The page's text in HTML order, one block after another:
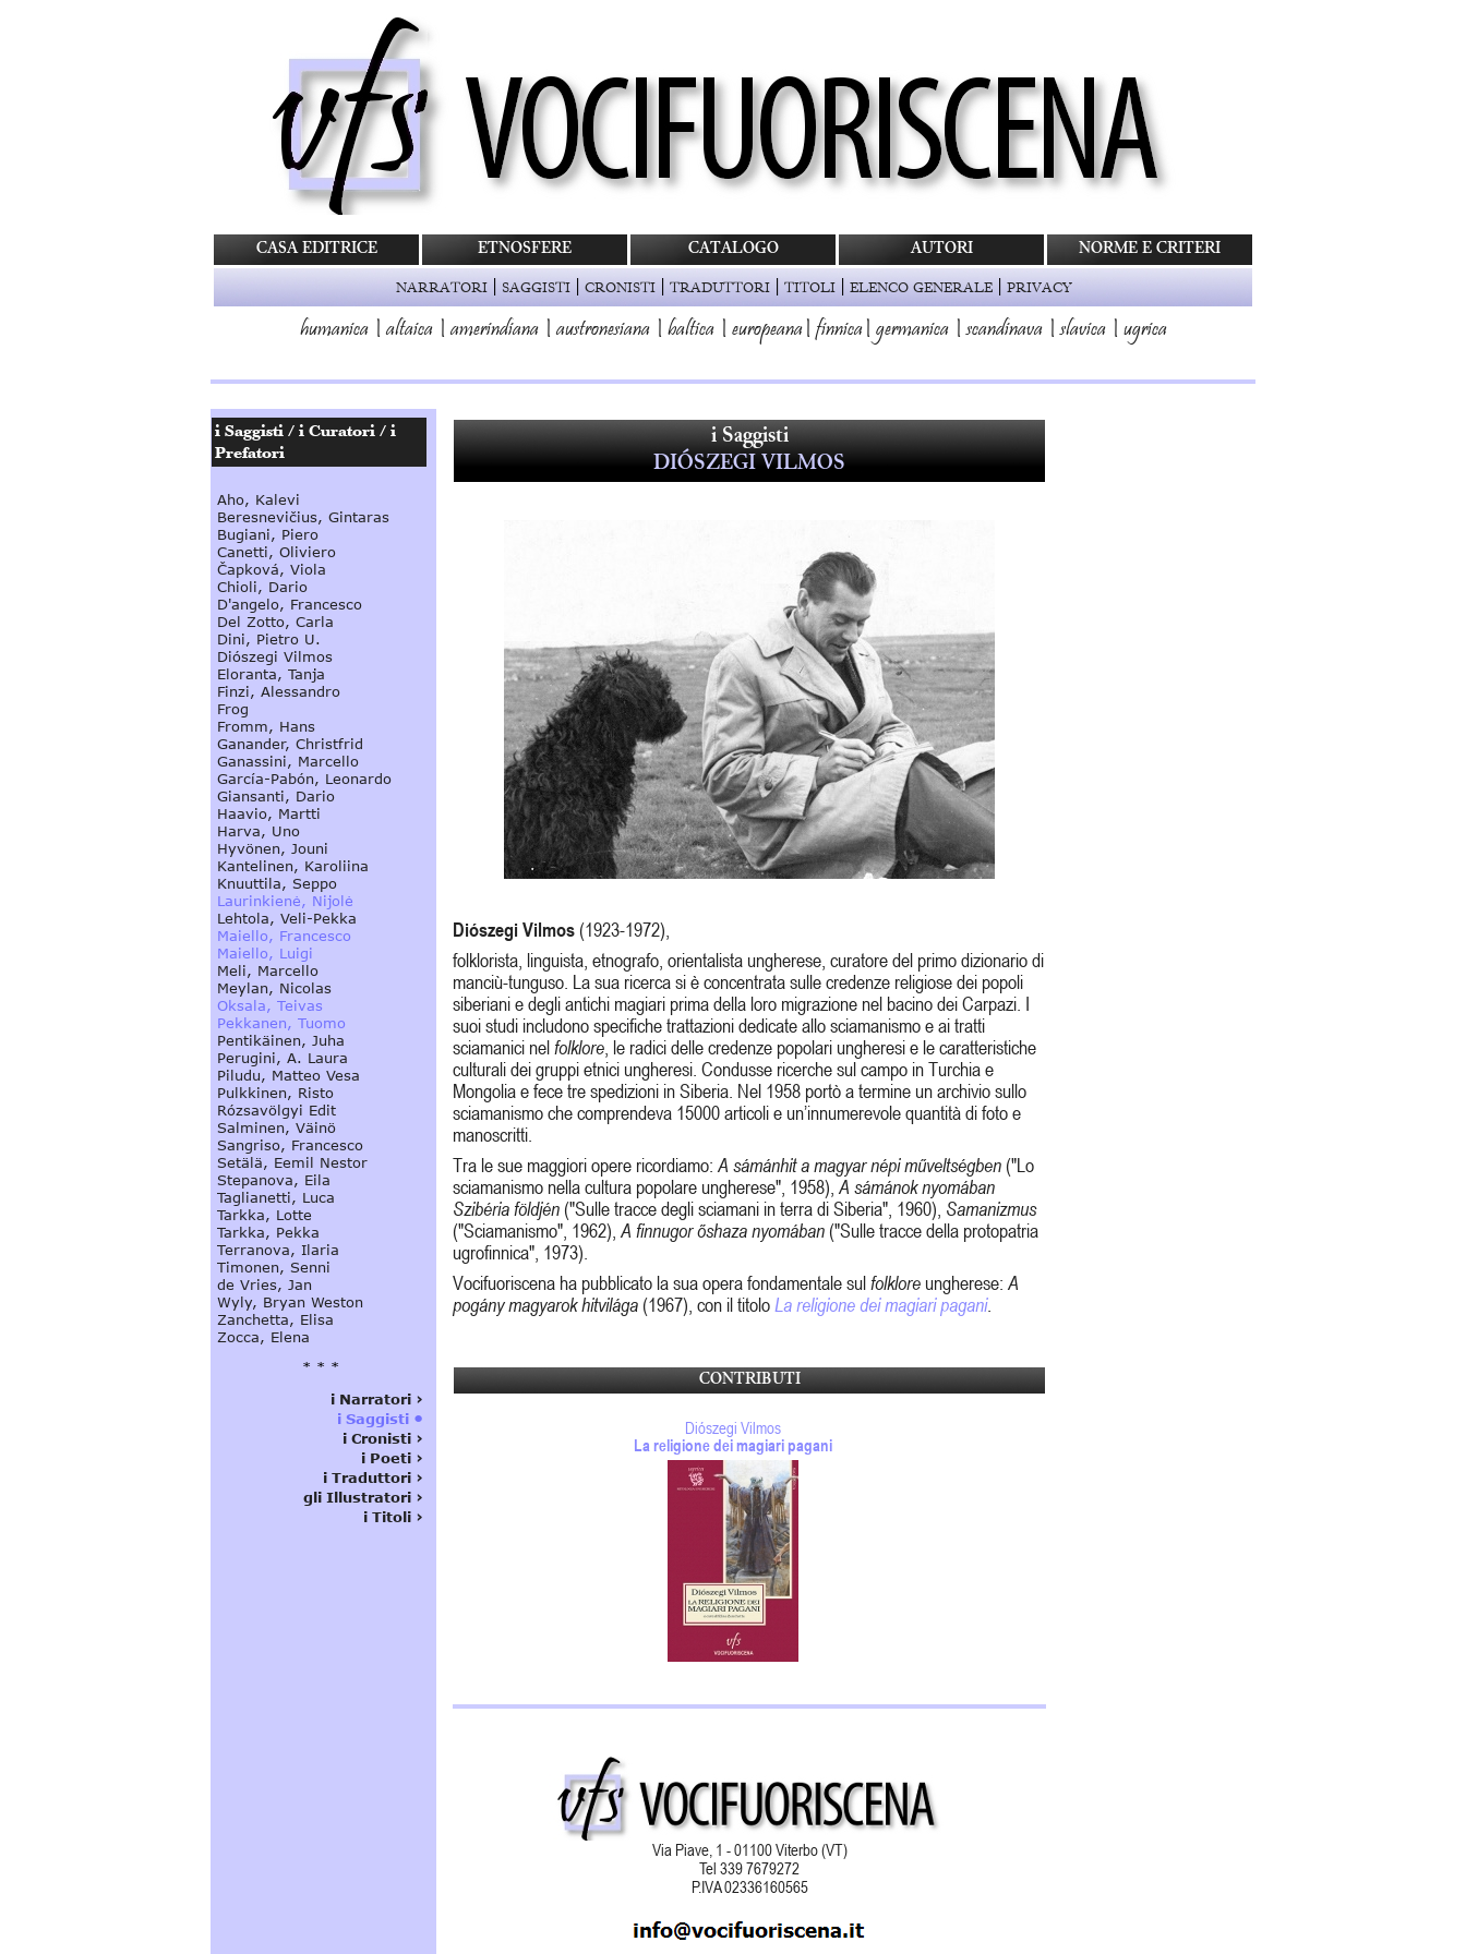
CASA EDITRICE ETNOSFERE CATALOGO AUTORI NORME E CRITERI
NARRATORI | SAGGISTI | CRONISTI | TRADUTTORI | TITOLI | ELENCO GENERALE | PRIVACY
humanica|altaica|amerindiana|austronesiana| baltica| europeana|finnica| germanica|scandinava|slavica| ugrica
i Saggisti
DIÓSZEGI VILMOS
Diószegi Vilmos (1923-1972),
folklorista, linguista, etnografo, orientalista ungherese, curatore del primo dizionario di
manciù-tunguso. La sua ricerca si è concentrata sulle credenze religiose dei popoli
siberiani e degli antichi magiari prima della loro migrazione nel bacino dei Carpazi. I
suoi studi includono specifiche trattazioni dedicate allo sciamanismo e ai tratti
sciamanici nel folklore , le radici delle credenze popolari ungheresi e le caratteristiche
culturali dei gruppi etnici ungheresi. Condusse ricerche sul campo in Turchia e
Mongolia e fece tre spedizioni in Siberia. Nel 1958 portò a termine un archivio sullo
sciamanismo che comprendeva 15000 articoli e un’innumerevole quantità di foto e
manoscritti.
Tra le sue maggiori opere ricordiamo: A sámánhit a magyar népi műveltségben ("Lo
sciamanismo nella cultura popolare ungherese", 1958), A sámánok nyomában
Szibéria földjén ("Sulle tracce degli sciamani in terra di Siberia", 1960), Samanizmus
("Sciamanismo", 1962), A finnugor őshaza nyomában ("Sulle tracce della protopatria
ugrofinnica", 1973).
Vocifuoriscena ha pubblicato la sua opera fondamentale sul folklore ungherese: A
pogány magyarok hitvilága (1967), con il titolo La religione dei magiari pagani.
CONTRIBUTI
Diószegi Vilmos
La religione dei magiari pagani
Via Piave, 1 - 01100 Viterbo (VT)
Tel 339 7679272
P.IVA 02336160565